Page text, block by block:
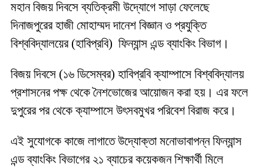
মহান বিজয় দিবসে ব্যতিক্রমী উদ্যোগে সাড়া ফেলেছে
দিনাজপুরের হাজী মোহাম্মদ দানেশ বিজ্ঞান ও প্রযুক্তি
বিশ্ববিদ্যালয়ের (হাবিপ্রবি) ফিন্যান্স এন্ড ব্যাংকিং বিভাগ।
বিজয় দিবসে (১৬ ডিসেম্বর) হাবিপ্রবি ক্যাম্পাসে বিশ্ববিদ্যালয়
প্রশাসনের পক্ষ থেকে নৈশভোজের আয়োজন করা হয়। এর ফলে
দুপুরের পর থেকে ক্যাম্পাসে উৎসবমুখর পরিবেশ বিরাজ করে।
এই সুযোগকে কাজে লাগাতে উদ্যোক্তা মনোভাবাপন্ন ফিন্যান্স
এন্ড ব্যাংকিং বিভাগের ২১ ব্যাচের কয়েকজন শিক্ষার্থী মিলে